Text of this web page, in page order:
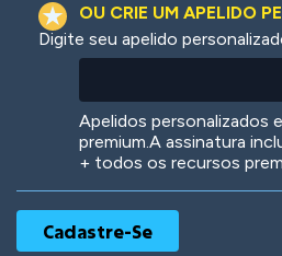
OU CRIE UM APELIDO
Digite seu apelido
Apelidos personalizados
premium.A assinatura
+ todos os recursos